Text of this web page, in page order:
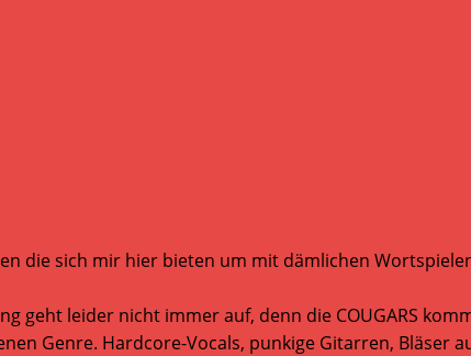
die sich mir hier bieten um mit dämlichen
geht leider nicht immer auf, denn die COUGARS
Genre. Hardcore-Vocals, punkige Gitarren, Bläser